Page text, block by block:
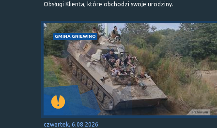
Obsługi Klienta, które obchodzi swoje urodziny.
GMINA GNIEWINO
czwartek, 6.08.2026